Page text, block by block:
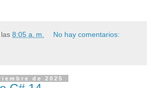
8:05 a. m. No hay comentarios:
de 2025